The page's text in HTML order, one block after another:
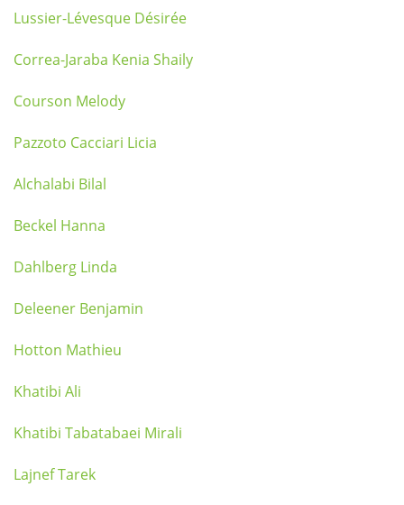
Lussier-Lévesque Désirée
Correa-Jaraba Kenia Shaily
Courson Melody
Pazzoto Cacciari Licia
Alchalabi Bilal
Beckel Hanna
Dahlberg Linda
Deleener Benjamin
Hotton Mathieu
Khatibi Ali
Khatibi Tabatabaei Mirali
Lajnef Tarek